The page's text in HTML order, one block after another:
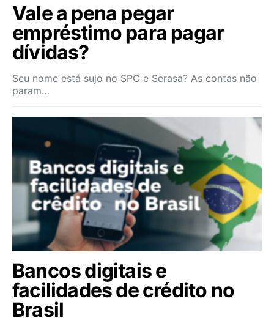
Vale a pena pegar
empréstimo para pagar
dívidas?
Seu nome está sujo no SPC e Serasa? As contas não
param…
Bancos digitais e
facilidades de crédito no
Brasil